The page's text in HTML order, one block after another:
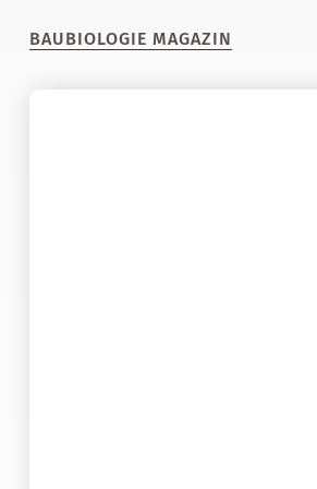
BAUBIOLOGIE MAGAZIN